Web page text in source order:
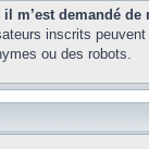
m’est demandé de
inscrits
ou des robots.